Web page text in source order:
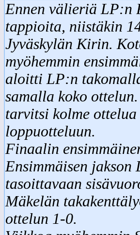
Ennen välieriä LP:n
tappioita, niistäkin
Jyväskylän Kirin.
myöhemmin
aloitti LP:n
samalla koko
tarvitsi kolme
loppuotteluun.
Finaalin
Ensimmäisen
tasoittavaan
Mäkelän
ottelun 1-0.